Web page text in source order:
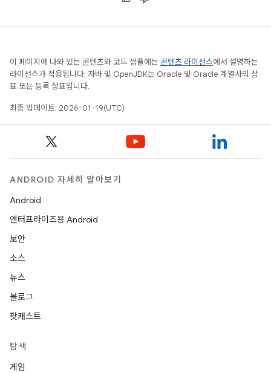
이 페이지에 나와 있는 콘텐츠와 코드 샘플에는 콘텐츠 라이선스에서 설명하는
라이선스가 적용됩니다. 자바 및 OpenJDK는 Oracle 및 Oracle 계열사의 상
표 또는 등록 상표입니다.
최종 업데이트: 2026-01-19(UTC)
ANDROID 자세히 알아보기
Android
엔터프라이즈용 Android
보안
소스
뉴스
블로그
팟캐스트
탐색
게임